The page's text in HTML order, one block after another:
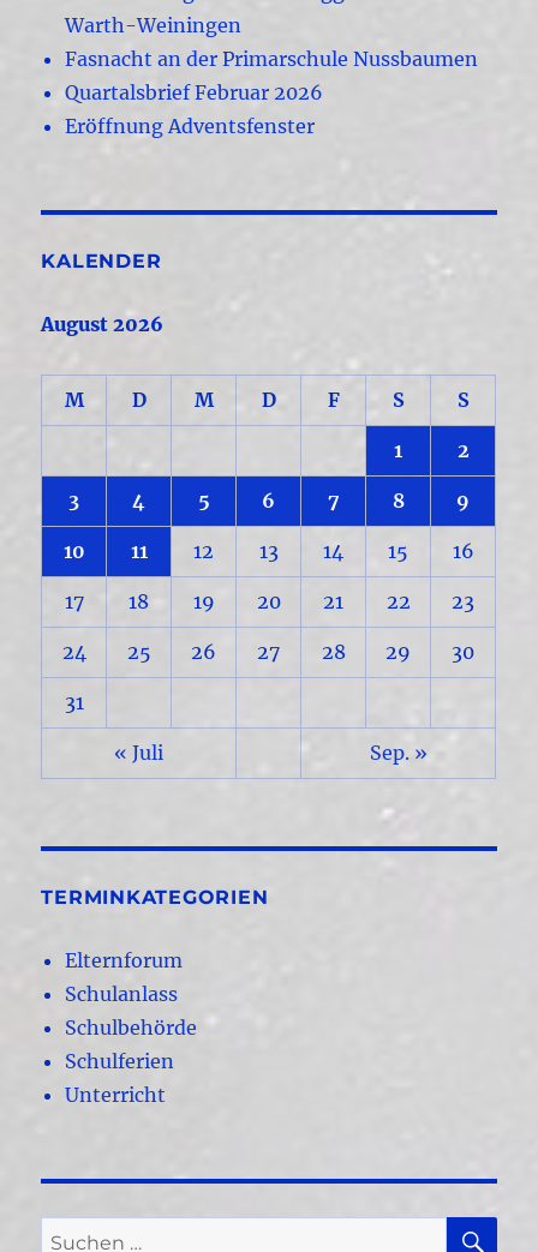
Warth-Weiningen
Fasnacht an der Primarschule Nussbaumen
Quartalsbrief Februar 2026
Eröffnung Adventsfenster
KALENDER
August 2026
M D M D F S S
1 2
3 4 5 6 7 8 9
10 11 12 13 14 15 16
17 18 19 20 21 22 23
24 25 26 27 28 29 30
31
« Juli Sep. »
TERMINKATEGORIEN
Elternforum
Schulanlass
Schulbehörde
Schulferien
Unterricht
Suchen